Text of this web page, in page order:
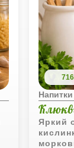
716
Яркий